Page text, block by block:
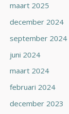
maart 2025
december 2024
september 2024
juni 2024
maart 2024
februari 2024
december 2023